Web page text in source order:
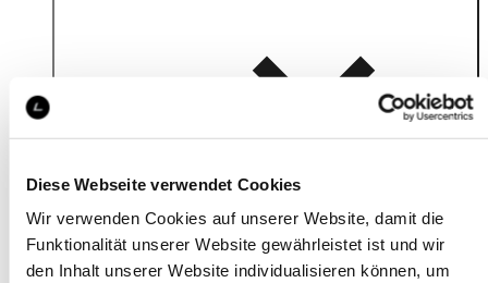
Diese Webseite verwendet Cookies
Wir verwenden Cookies auf unserer Website, damit die
Funktionalität unserer Website gewährleistet ist und wir
den Inhalt unserer Website individualisieren können, um